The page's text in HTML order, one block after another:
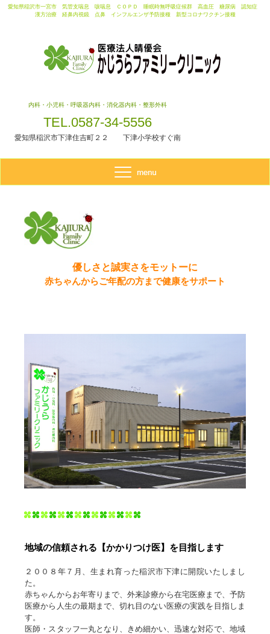
愛知県稲沢市一宮市 気管支喘息 咳喘息 ＣＯＰＤ 睡眠時無呼吸症候群 高血圧 糖尿病 認知症
漢方治療 経鼻内視鏡 点鼻 インフルエンザ予防接種 新型コロナワクチン接種
内科・小児科・呼吸器内科・消化器内科・整形外科
TEL.0587-34-5556
愛知県稲沢市下津住吉町２２ 下津小学校すぐ南
優しさと誠実さをモットーに
赤ちゃんからご年配の方まで健康をサポート
地域の信頼される【かかりつけ医】を目指します
２００８年７月、生まれ育った稲沢市下津に開院いたしまし
た。
赤ちゃんからお年寄りまで、外来診療から在宅医療まで、予防
医療から人生の最期まで、切れ目のない医療の実践を目指しま
す。
医師・スタッフ一丸となり、きめ細かい、迅速な対応で、地域